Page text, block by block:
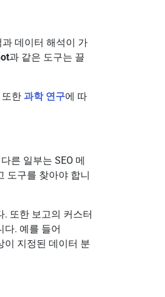
데이터 해석이 가
과 같은 도구는 끌
또한과학 연구에 따
른 일부는 SEO 메
도구를 찾아야 합니
또한 보고의 커스터
. 예를 들어
이 지정된 데이터 분